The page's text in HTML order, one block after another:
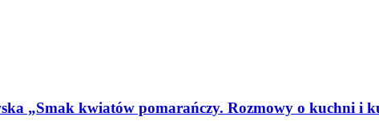
„Smak kwiatów pomarańczy. Rozmowy o kuchni i